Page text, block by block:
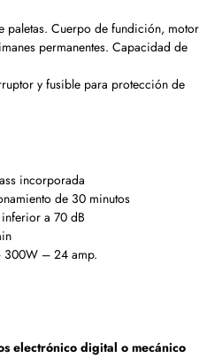
paletas. Cuerpo de fundición, motor
permanentes. Capacidad de
y fusible para protección de
incorporada
de 30 minutos
a 70 dB
300W – 24 amp.
electrónico digital o mecánico